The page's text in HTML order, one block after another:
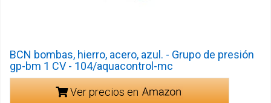
BCN bombas, hierro, acero, azul. - Grupo de presión
gp-bm 1 CV - 104/aquacontrol-mc
Ver precios en